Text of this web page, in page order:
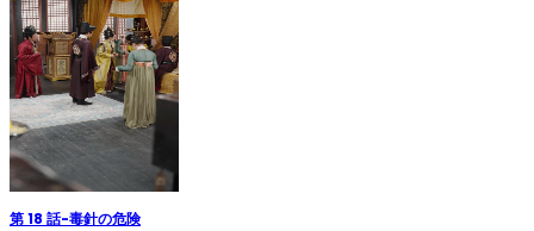
第 18 話-毒針の危険